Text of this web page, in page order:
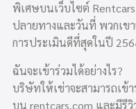
พิเศษบนเว็บไซต์
ปลายทางและวันที่ พวกเข
การประเมินดีที่สุดในปี
ฉันจะเข้าร่วมได้อย่างไร?
บริษัทให้เช่าจะสามารถเข้
บน rentcars.com และมีรีวิ